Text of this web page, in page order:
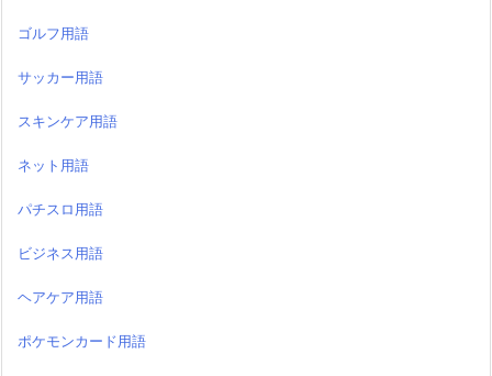
ゴルフ用語
サッカー用語
スキンケア用語
ネット用語
パチスロ用語
ビジネス用語
ヘアケア用語
ポケモンカード用語